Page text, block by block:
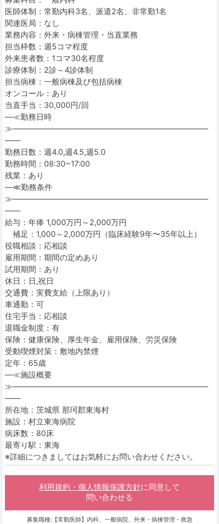
医師体制：常勤内科3名、派遣2名、非常勤1名
関連医局：なし
業務内容：外来・病棟管理・当直業務
担当枠数：週5コマ程度
外来患者数：1コマ30名程度
診療体制：2診～4診体制
担当病棟：一般病棟及び包括病棟
オンコール：あり
当直手当：30,000円/回
―≪勤務日時
≫―――――――――――――――――――――――――
――
勤務日数：週4.0,週4.5,週5.0
勤務時間：08:30~17:00
残業：あり
―≪勤務条件
≫―――――――――――――――――――――――――
――
給与：年俸 1,000万円～2,000万円
補足：1,000～2,000万円（臨床経験9年〜35年以上）
役職相談：応相談
雇用期間：期間の定めあり
試用期間：あり
休日：日,祝日
交通費：実費支給（上限あり）
車通勤：可
住宅手当：応相談
退職金制度：有
保険：健康保険、厚生年金、雇用保険、労災保険
受動喫煙対策：敷地内禁煙
定年：65歳
―≪施設概要
≫―――――――――――――――――――――――――
――
所在地：茨城県 那珂郡東海村
施設：村立東海病院
病床数：80床
最寄り駅：東海
※詳細につきましてはお気軽にお問い合わせください。
利用規約・個人情報保護方針に同意して
問い合わせる
募集職種:【常勤医師】内科、一般病院、外来・病棟管理・救急